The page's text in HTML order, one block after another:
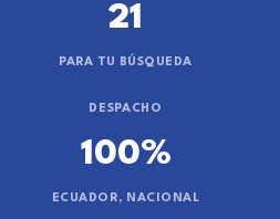
21
PARA TU BÚSQUEDA
DESPACHO
100%
ECUADOR, NACIONAL